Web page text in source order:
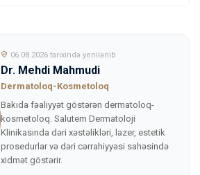
06.08.2026 tarixində yenilənib
Dr. Mehdi Mahmudi
Dermatoloq-Kosmetoloq
Bakıda fəaliyyət göstərən dermatoloq-
kosmetoloq. Salutem Dermatoloji
Klinikasında dəri xəstəlikləri, lazer, estetik
prosedurlar və dəri cərrahiyyəsi sahəsində
xidmət göstərir.